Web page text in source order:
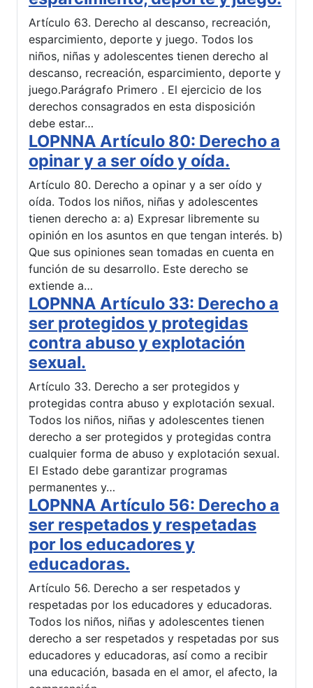
Artículo 63. Derecho al descanso, recreación,
esparcimiento, deporte y juego. Todos los
niños, niñas y adolescentes tienen derecho al
descanso, recreación, esparcimiento, deporte y
juego.Parágrafo Primero . El ejercicio de los
derechos consagrados en esta disposición
debe estar…
LOPNNA Artículo 80: Derecho a
opinar y a ser oído y oída.
Artículo 80. Derecho a opinar y a ser oído y
oída. Todos los niños, niñas y adolescentes
tienen derecho a: a) Expresar libremente su
opinión en los asuntos en que tengan interés. b)
Que sus opiniones sean tomadas en cuenta en
función de su desarrollo. Este derecho se
extiende a…
LOPNNA Artículo 33: Derecho a
ser protegidos y protegidas
contra abuso y explotación
sexual.
Artículo 33. Derecho a ser protegidos y
protegidas contra abuso y explotación sexual.
Todos los niños, niñas y adolescentes tienen
derecho a ser protegidos y protegidas contra
cualquier forma de abuso y explotación sexual.
El Estado debe garantizar programas
permanentes y…
LOPNNA Artículo 56: Derecho a
ser respetados y respetadas
por los educadores y
educadoras.
Artículo 56. Derecho a ser respetados y
respetadas por los educadores y educadoras.
Todos los niños, niñas y adolescentes tienen
derecho a ser respetados y respetadas por sus
educadores y educadoras, así como a recibir
una educación, basada en el amor, el afecto, la